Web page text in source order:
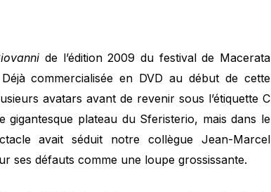
de l’édition 2009 du festival de Macerata
commercialisée en DVD au début de cette
avatars avant de revenir sous l’étiquette C
plateau du Sferisterio, mais dans le
avait séduit notre collègue Jean-Marcel
ses défauts comme une loupe grossissante.